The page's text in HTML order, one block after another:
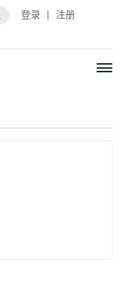
登录 丨 注册